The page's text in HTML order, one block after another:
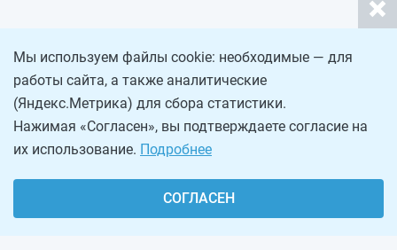
Мы используем файлы cookie: необходимые — для
работы сайта, а также аналитические
(Яндекс.Метрика) для сбора статистики.
Нажимая «Согласен», вы подтверждаете согласие на
их использование. Подробнее
СОГЛАСЕН